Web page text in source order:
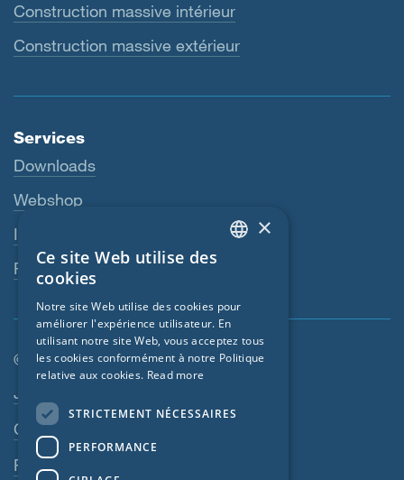
Construction massive intérieur
Construction massive extérieur
Services
Downloads
Webshop
Interlocuteur
Revendeurs
© SIGA 2026
Jobs
Contact
Règles de confidentialité
ENGLISH
FRENCH
CZECH
LATVIAN
×
Ce site Web utilise des
cookies
Notre site Web utilise des cookies pour
améliorer l'expérience utilisateur. En
utilisant notre site Web, vous acceptez tous
les cookies conformément à notre Politique
relative aux cookies. Read more
STRICTEMENT NÉCESSAIRES
PERFORMANCE